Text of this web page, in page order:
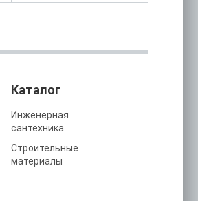
Каталог
Инженерная
сантехника
Строительные
материалы